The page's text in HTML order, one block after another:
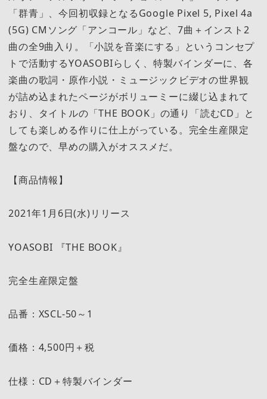
「群青」、今回初収録となるGoogle Pixel 5, Pixel 4a
(5G) CMソング「アンコール」など、7曲＋インスト2
曲の全9曲入り。「小説を音楽にする」というコンセプ
トで活動するYOASOBIらしく、特製バインダーに、各
楽曲の歌詞・原作小説・ミュージックビデオの世界観
が詰め込まれたページがボリューミーに綴じ込まれて
おり、タイトルの「THE BOOK」の通り「読むCD」と
しても楽しめる作りに仕上がっている。完全生産限定
盤なので、早めの購入がオススメだ。
【商品情報】
2021年1月6日(水)リリース
YOASOBI 『THE BOOK』
完全生産限定盤
品番：XSCL-50～1
価格：4,500円＋税
仕様：CD＋特製バインダー